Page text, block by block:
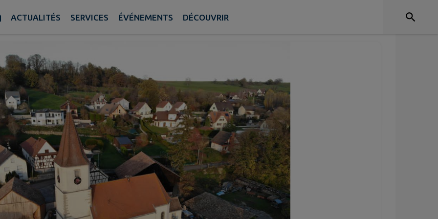
ACTUALITÉS SERVICES ÉVÉNEMENTS DÉCOUVRIR
de l'église catholique